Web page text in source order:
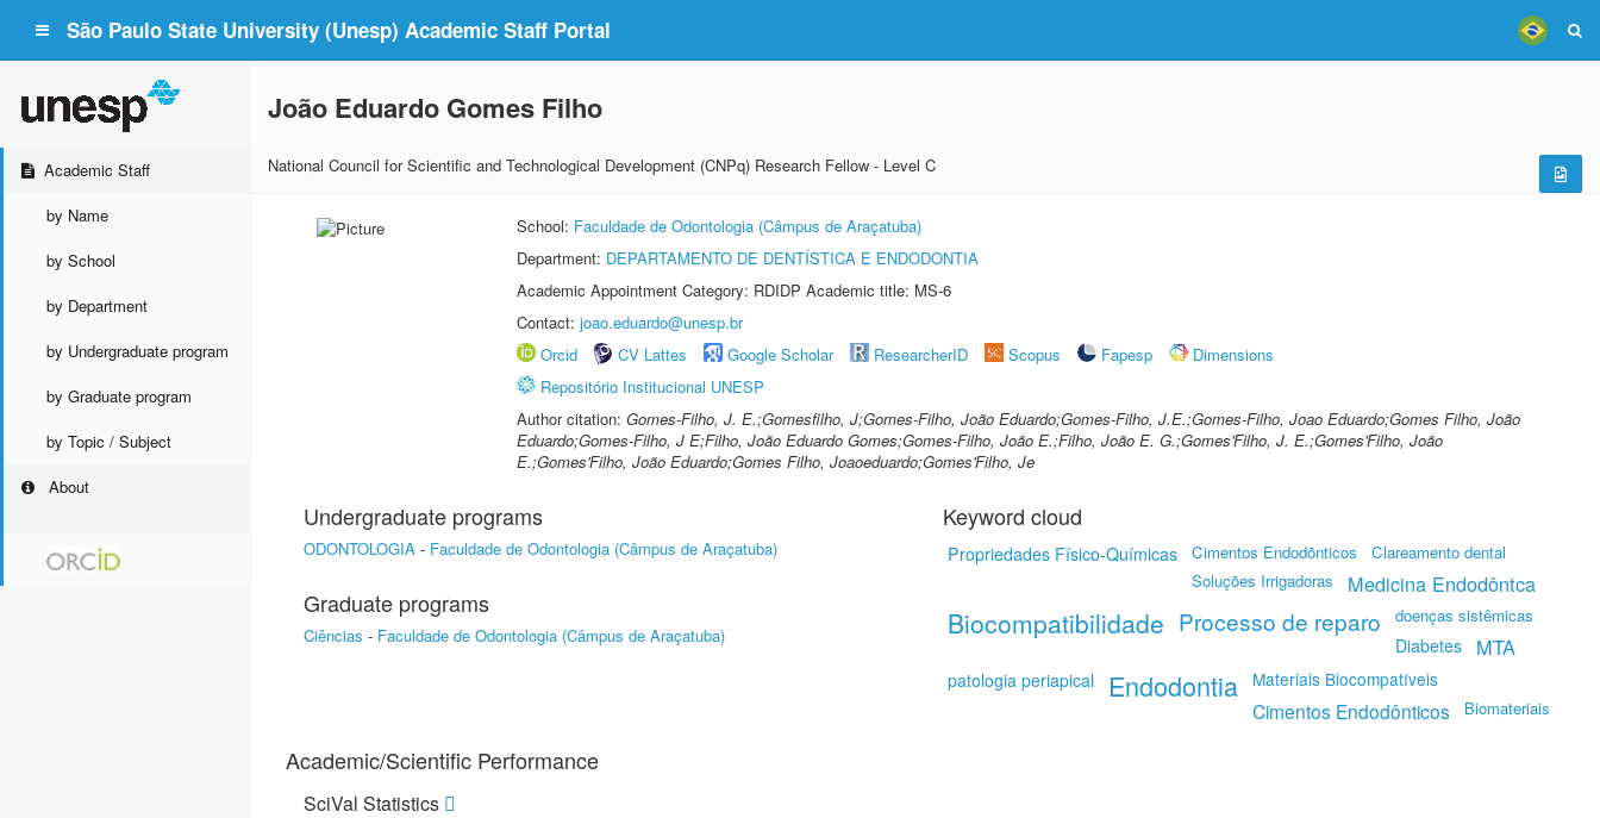
São Paulo State University (Unesp) Academic Staff Portal
Academic Staff
by Name
by School
by Department
by Undergraduate program
by Graduate program
by Topic / Subject
About
João Eduardo Gomes Filho
National Council for Scientific and Technological Development (CNPq) Research Fellow - Level C
School: Faculdade de Odontologia (Câmpus de Araçatuba)
Department: DEPARTAMENTO DE DENTÍSTICA E ENDODONTIA
Academic Appointment Category: RDIDP Academic title: MS-6
Contact: joao.eduardo@unesp.br
Orcid
CV Lattes Google Scholar ResearcherID Scopus Fapesp
Dimensions
Repositório Institucional UNESP
Author citation: Gomes-Filho, J. E.;Gomesfilho, J;Gomes-Filho, João Eduardo;Gomes-Filho, J.E.;Gomes-Filho, Joao Eduardo;Gomes Filho, João
Eduardo;Gomes-Filho, J E;Filho, João Eduardo Gomes;Gomes-Filho, João E.;Filho, João E. G.;Gomes'Filho, J. E.;Gomes'Filho, João
E.;Gomes'Filho, João Eduardo;Gomes Filho, Joaoeduardo;Gomes'Filho, Je
Undergraduate programs
ODONTOLOGIA - Faculdade de Odontologia (Câmpus de Araçatuba)
Graduate programs
Ciências - Faculdade de Odontologia (Câmpus de Araçatuba)
Keyword cloud
Propriedades Físico-Químicas Cimentos Endodõnticos
Clareamento dental
Soluções Irrigadoras
Medicina Endodôntca
Biocompatibilidade Processo de reparo doenças sistêmicas
Diabetes MTA
patologia periapical Endodontia Materiais Biocompatíveis
Cimentos Endodônticos Biomateriais
Academic/Scientific Performance
SciVal Statistics